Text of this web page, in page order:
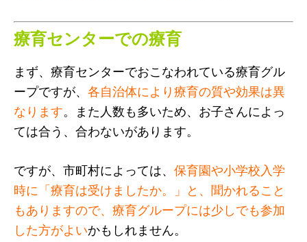
療育センターでの療育
まず、療育センターでおこなわれている療育グル
ープですが、 各自治体により療育の質や効果は異
なります。また人数も多いため、お子さんによっ
ては合う、合わないがあります。
ですが、市町村によっては、 保育園や小学校入学
時に「療育は受けましたか。」と、聞かれること
もありますので、療育グループには少しでも参加
した方がよいかもしれません。